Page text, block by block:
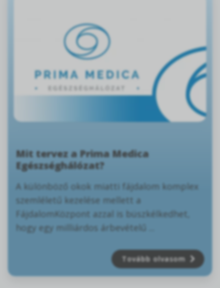
Mit tervez a Prima Medica
Egészséghálózat?
A különböző okok miatti fájdalom komplex
szemléletű kezelése mellett a
FájdalomKözpont azzal is büszkélkedhet,
hogy egy milliárdos árbevételű ...
Tovább olvasom